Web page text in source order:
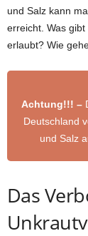
und Salz kann
erreicht. Was
erlaubt? Wie
Achtung!!! –
Deutschland
und Salz
Das